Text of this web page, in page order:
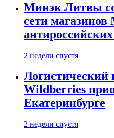
Минэк Литвы
сети магазинов
2 недели спустя
Логистический
Wildberries
Екатеринбурге
2 недели спустя